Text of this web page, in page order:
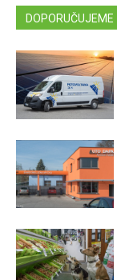
DOPORUČUJEME